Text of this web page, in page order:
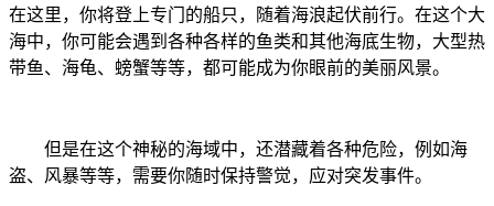
在这里，你将登上专门的船只，随着海浪起伏前行。在这个大
海中，你可能会遇到各种各样的鱼类和其他海底生物，大型热
带鱼、海龟、螃蟹等等，都可能成为你眼前的美丽风景。
但是在这个神秘的海域中，还潜藏着各种危险，例如海
盗、风暴等等，需要你随时保持警觉，应对突发事件。